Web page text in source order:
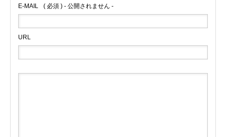
E-MAIL ( 必須 ) - 公開されません -
URL